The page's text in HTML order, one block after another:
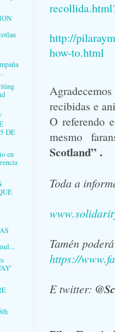
http://
how-to.html
recibidas e
O referendo
mesmo
Scotland” .
Toda a
Tamén
https://
E twitter:
DE
en